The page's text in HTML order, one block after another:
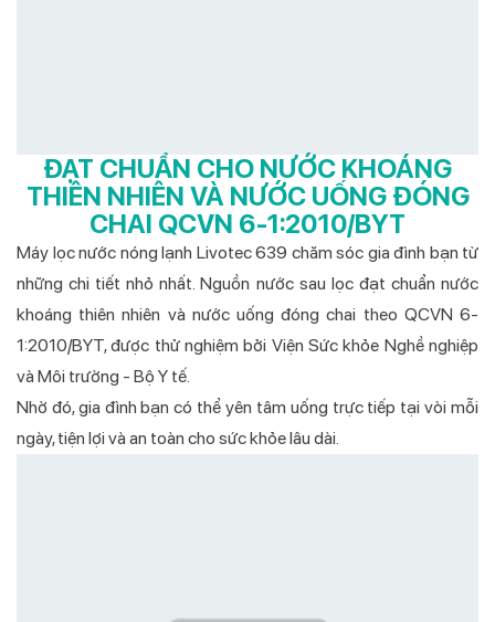
ĐẠT CHUẨN CHO NƯỚC KHOÁNG
THIÊN NHIÊN VÀ NƯỚC UỐNG ĐÓNG
CHAI QCVN 6-1:2010/BYT
Máy lọc nước nóng lạnh Livotec 639 chăm sóc gia đình bạn từ
những chi tiết nhỏ nhất. Nguồn nước sau lọc đạt chuẩn nước
khoáng thiên nhiên và nước uống đóng chai theo QCVN 6-
1:2010/BYT, được thử nghiệm bởi Viện Sức khỏe Nghề nghiệp
và Môi trường - Bộ Y tế.
Nhờ đó, gia đình bạn có thể yên tâm uống trực tiếp tại vòi mỗi
ngày, tiện lợi và an toàn cho sức khỏe lâu dài.